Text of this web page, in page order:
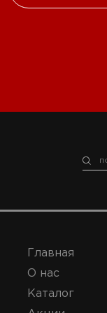
Главная
О нас
Каталог